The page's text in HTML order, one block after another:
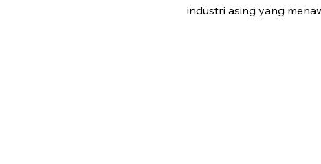
industri asing yang